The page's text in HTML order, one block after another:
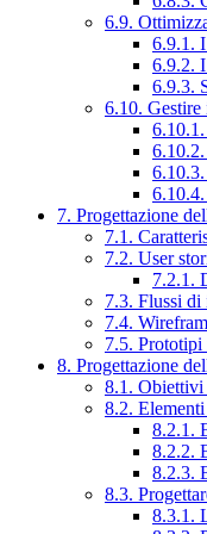
6.9.
6.9.1.
6.9.2.
6.9.3.
6.10. Gestire
7. Progettazione
7.1.
7.2. User
7.2.1.
7.3. Flussi di
7.4.
7.5.
8. Progettazione
8.1. Obiettivi
8.2.
8.2.1.
8.2.2.
8.2.3.
8.3.
8.3.1.